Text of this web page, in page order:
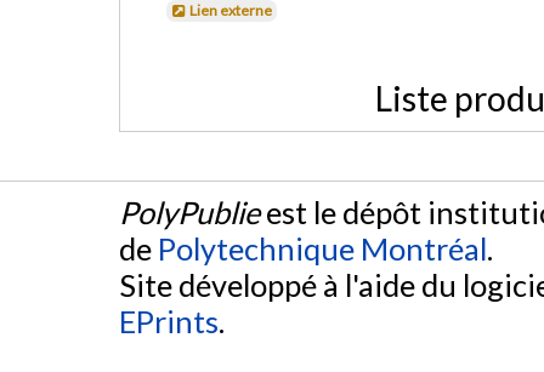
Lien externe
Liste
PolyPublieest le dépôt
de Polytechnique Montréal.
Site développé à l'aide du
EPrints.